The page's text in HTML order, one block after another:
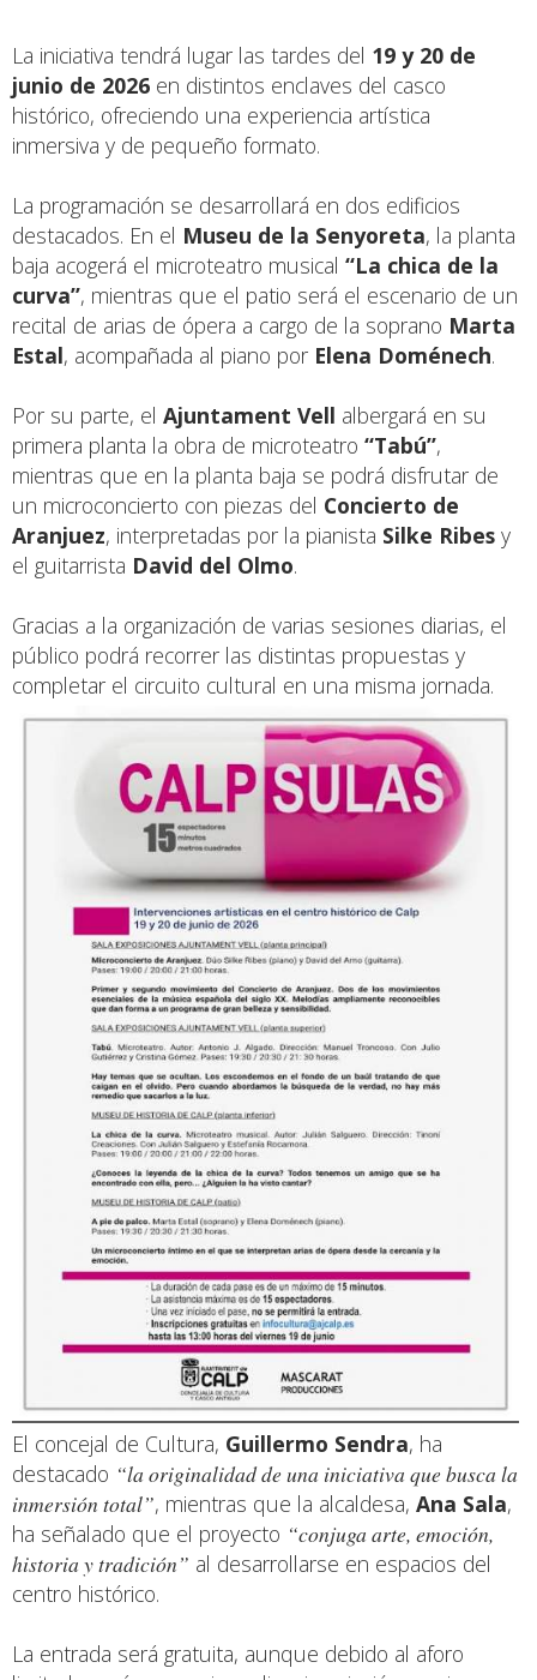
La iniciativa tendrá lugar las tardes del 19 y 20 de
junio de 2026 en distintos enclaves del casco
histórico, ofreciendo una experiencia artística
inmersiva y de pequeño formato.
La programación se desarrollará en dos edificios
destacados. En el Museu de la Senyoreta, la planta
baja acogerá el microteatro musical “La chica de la
curva”, mientras que el patio será el escenario de un
recital de arias de ópera a cargo de la soprano Marta
Estal, acompañada al piano por Elena Doménech.
Por su parte, el Ajuntament Vell albergará en su
primera planta la obra de microteatro “Tabú”,
mientras que en la planta baja se podrá disfrutar de
un microconcierto con piezas del Concierto de
Aranjuez, interpretadas por la pianista Silke Ribes y
el guitarrista David del Olmo.
Gracias a la organización de varias sesiones diarias, el
público podrá recorrer las distintas propuestas y
completar el circuito cultural en una misma jornada.
El concejal de Cultura, Guillermo Sendra, ha
destacado “la originalidad de una iniciativa que busca la
inmersión total”, mientras que la alcaldesa, Ana Sala,
ha señalado que el proyecto “conjuga arte, emoción,
historia y tradición” al desarrollarse en espacios del
centro histórico.
La entrada será gratuita, aunque debido al aforo